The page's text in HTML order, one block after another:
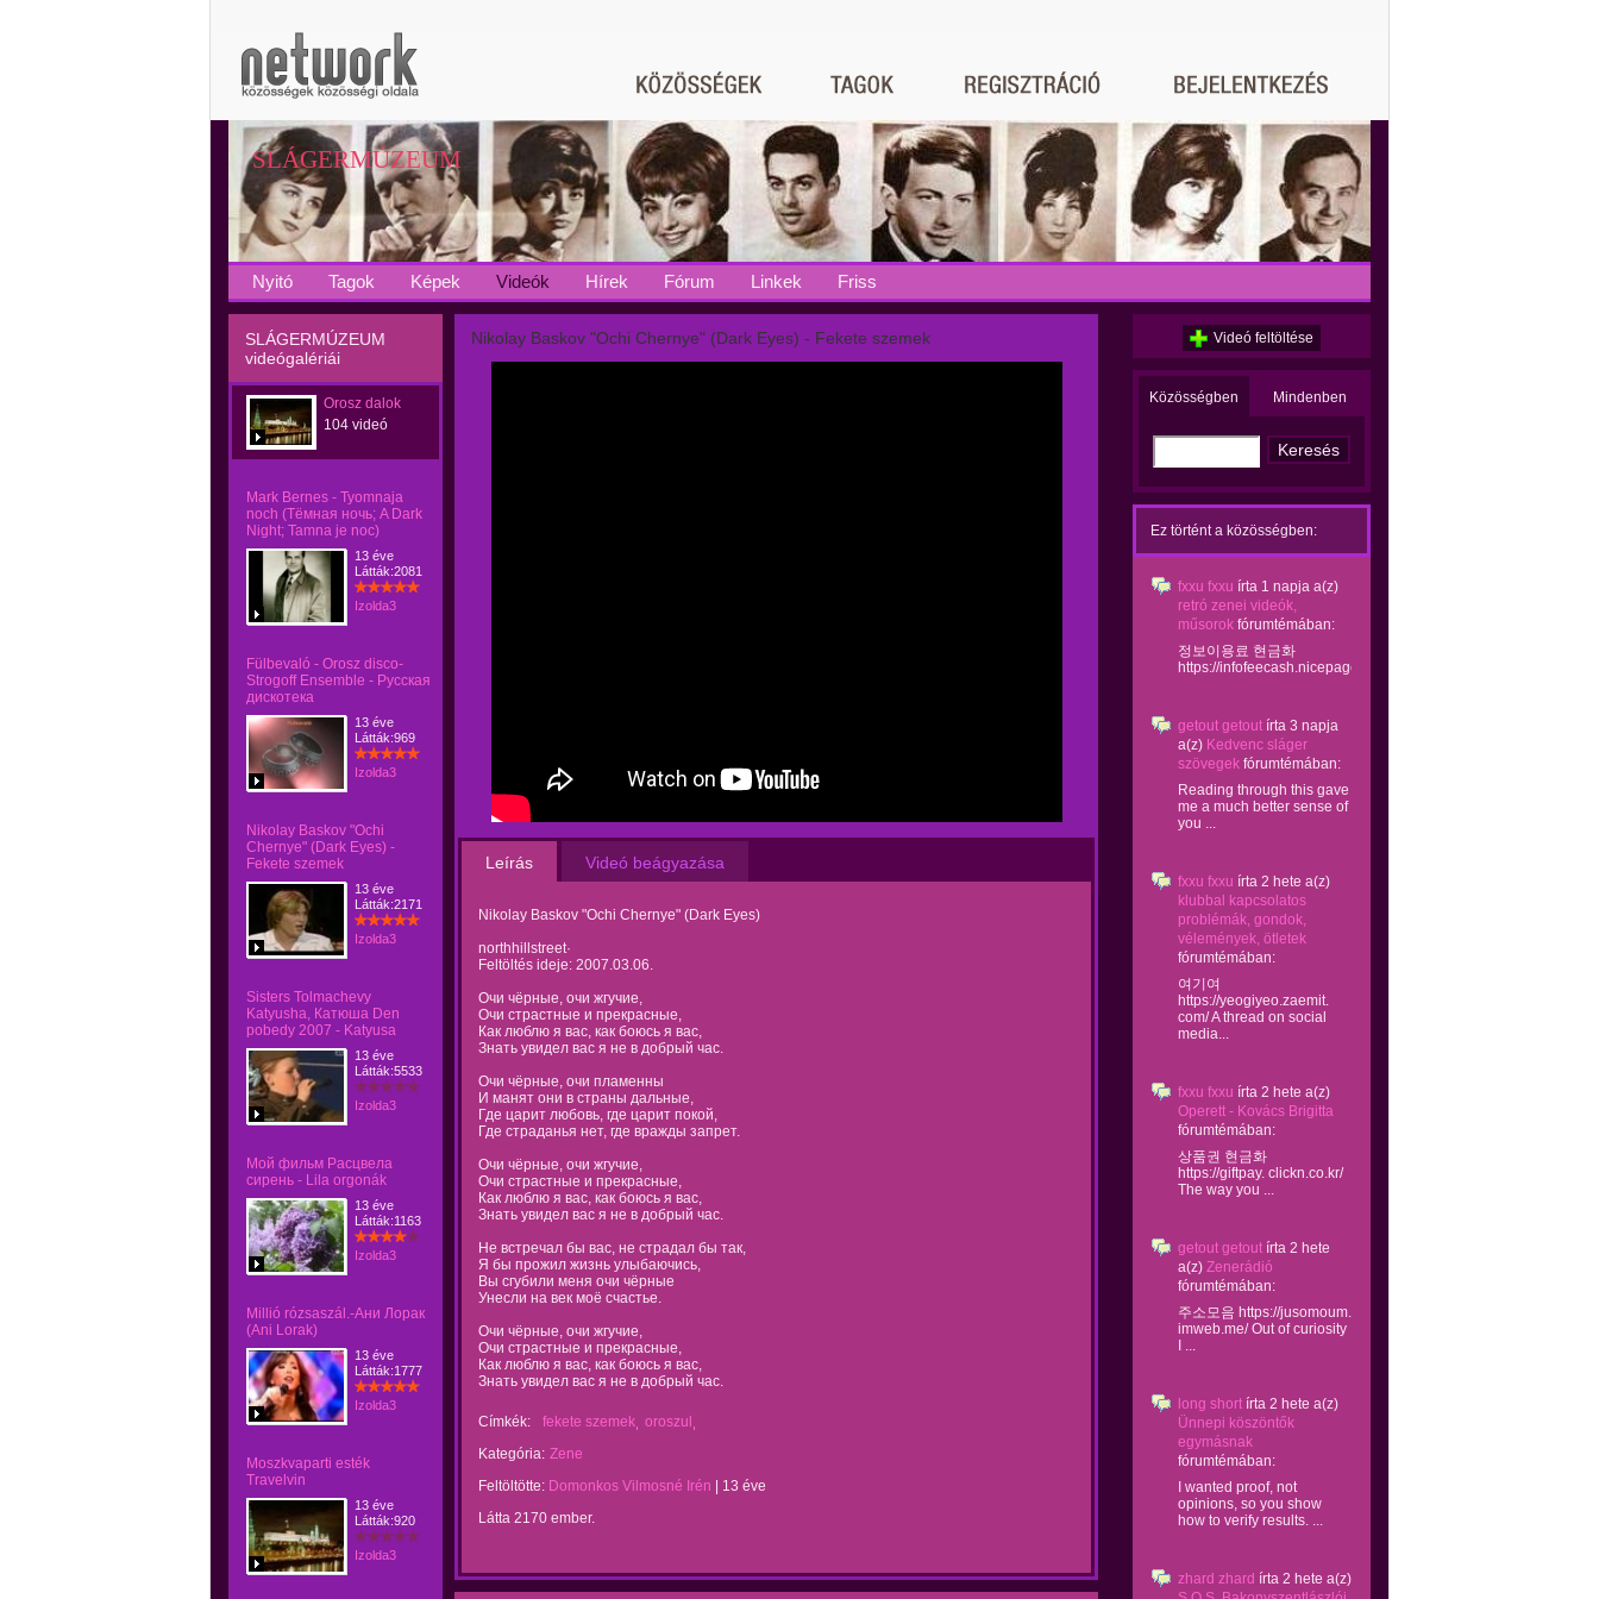
SLÁGERMÚZEUM
Nyitó Tagok Képek Videók Hírek Fórum Linkek Friss
SLÁGERMÚZEUM
videógalériái
Orosz dalok
104 videó
Mark Bernes - Tyomnaja
noch (Тёмная ночь; A Dark
Night; Tamna je noc)
13 éve
Látták:2081
Izolda3
Fülbevaló - Orosz disco-
Strogoff Ensemble - Русская
дискотека
13 éve
Látták:969
Izolda3
Nikolay Baskov "Ochi
Chernye" (Dark Eyes) -
Fekete szemek
13 éve
Látták:2171
Izolda3
Sisters Tolmachevy
Katyusha, Катюша Den
pobedy 2007 - Katyusa
13 éve
Látták:5533
Izolda3
Мой фильм Расцвела
сирень - Lila orgonák
13 éve
Látták:1163
Izolda3
Millió rózsaszál.-Ани Лорак
(Ani Lorak)
13 éve
Látták:1777
Izolda3
Moszkvaparti esték
Travelvin
13 éve
Látták:920
Izolda3
Nikolay Baskov "Ochi Chernye" (Dark Eyes) - Fekete szemek
Leírás Videó beágyazása
Nikolay Baskov "Ochi Chernye" (Dark Eyes)
northhillstreet·
Feltöltés ideje: 2007.03.06.
Очи чёрные, очи жгучие,
Очи страстные и прекрасные,
Как люблю я вас, как боюсь я вас,
Знать увидел вас я не в добрый час.
Очи чёрные, очи пламенны
И мaнят они в страны дальные,
Где царит любовь, где царит покой,
Где страданья нет, где вражды запрет.
Очи чёрные, очи жгучие,
Очи страстные и прекрасные,
Как люблю я вас, как боюсь я вас,
Знать увидел вас я не в добрый час.
Не встречал бы вас, не страдал бы так,
Я бы прожил жизнь улыбаючись,
Вы сгубили меня очи чёрные
Унесли на век моё счастье.
Очи чёрные, очи жгучие,
Очи страстные и прекрасные,
Как люблю я вас, как боюсь я вас,
Знать увидел вас я не в добрый час.
Címkék: fekete szemek oroszul
Kategória: Zene
Feltöltötte: Domonkos Vilmosné Irén
13 éve
Látta 2170 ember.
Videó feltöltése
Közösségben Mindenben
Ez történt a közösségben:
fxxu fxxu írta 1 napja a(z)
retró zenei videók,
műsorok fórumtémában:
정보이용료 현금화
https://infofeecash.nicepage...
getout getout írta 3 napja
a(z) Kedvenc sláger
szövegek fórumtémában:
Reading through this gave
me a much better sense of
you ...
fxxu fxxu írta 2 hete a(z)
klubbal kapcsolatos
problémák, gondok,
vélemények, ötletek
fórumtémában:
여기여
https://yeogiyeo.zaemit.
com/ A thread on social
media...
fxxu fxxu írta 2 hete a(z)
Operett - Kovács Brigitta
fórumtémában:
상품권 현금화
https://giftpay. clickn.co.kr/
The way you ...
getout getout írta 2 hete
a(z) Zenerádió
fórumtémában:
주소모음 https://jusomoum.
imweb.me/ Out of curiosity
I ...
long short írta 2 hete a(z)
Ünnepi köszöntők
egymásnak
fórumtémában:
I wanted proof, not
opinions, so you show
how to verify results. ...
zhard zhard írta 2 hete a(z)